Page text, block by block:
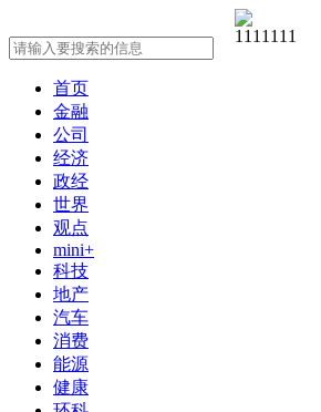
首页
金融
公司
经济
政经
世界
观点
mini+
科技
地产
汽车
消费
能源
健康